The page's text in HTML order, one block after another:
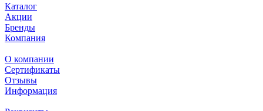
Каталог
Акции
Бренды
Компания
О компании
Сертификаты
Отзывы
Информация